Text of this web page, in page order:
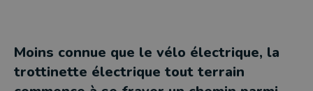
Moins connue que le vélo électrique, la
trottinette électrique tout terrain